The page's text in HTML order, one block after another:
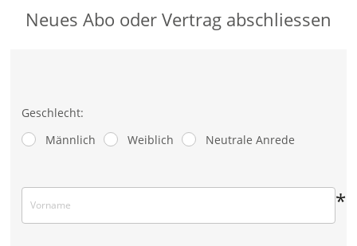
Neues Abo oder Vertrag abschliessen
Geschlecht:
Männlich
Weiblich Neutrale Anrede
*